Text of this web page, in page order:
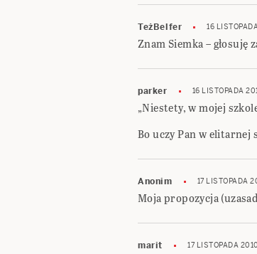
TeżBelfer 16
Znam Siemka – głosuję
parker 16 LISTOPADA
„Niestety, w mojej
Bo uczy Pan w elitarnej
Anonim 17 LISTOPADA
Moja propozycja
marit 17 LISTOPADA 2010